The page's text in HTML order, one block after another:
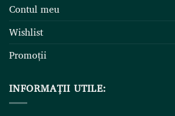
Contul meu
Wishlist
Promoții
INFORMAȚII UTILE: